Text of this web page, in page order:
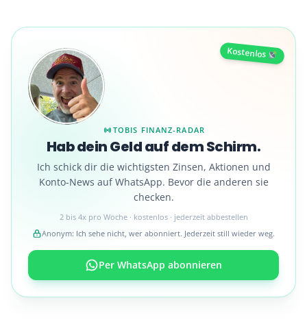
Kostenlos
TOBIS FINANZ-RADAR
Hab dein Geld auf dem Schirm.
Ich schick dir die wichtigsten Zinsen, Aktionen und
Konto-News auf WhatsApp. Bevor die anderen sie
checken.
2 bis 4x pro Woche · kostenlos · jederzeit abbestellen
Anonym: Ich sehe nicht, wer abonniert. Jederzeit still wieder weg.
Per WhatsApp abonnieren